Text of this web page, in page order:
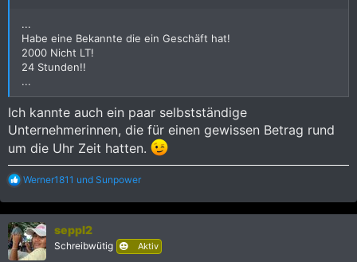
...
Habe eine Bekannte die ein Geschäft hat!
2000 Nicht LT!
24 Stunden!!
...
Ich kannte auch ein paar selbstständige
Unternehmerinnen, die für einen gewissen Betrag rund
um die Uhr Zeit hatten.
R
a
k
t
i
o
Werner1811 und Sunpower
seppl2
Schreibwütig Aktiv